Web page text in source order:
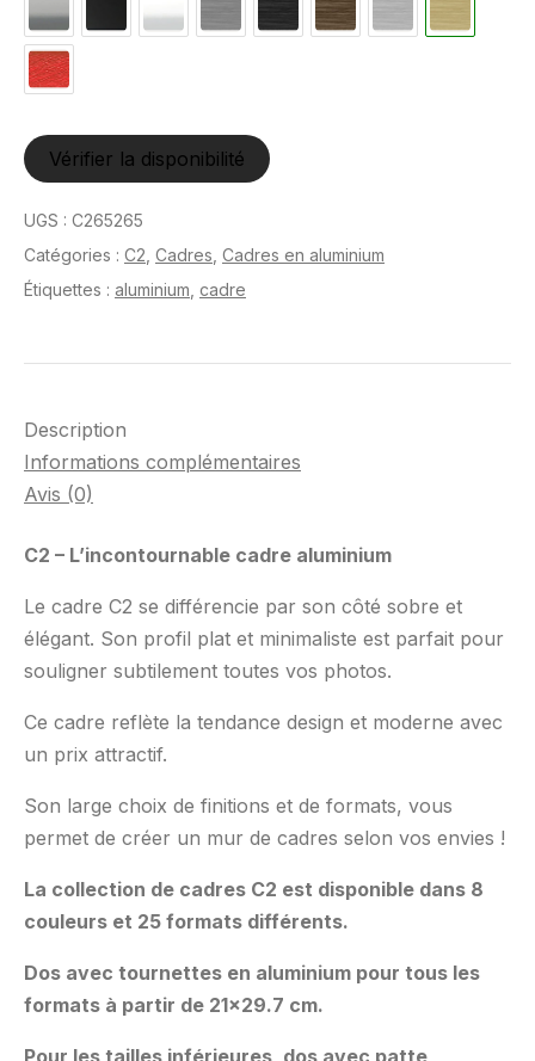
Vérifier la disponibilité
UGS : C265265
Catégories : C2 Cadres Cadres en aluminium
Étiquettes : aluminium cadre
Description
Informations complémentaires
Avis (0)
C2 – L’incontournable cadre aluminium
Le cadre C2 se différencie par son côté sobre et
élégant. Son profil plat et minimaliste est parfait pour
souligner subtilement toutes vos photos.
Ce cadre reflète la tendance design et moderne avec
un prix attractif.
Son large choix de finitions et de formats, vous
permet de créer un mur de cadres selon vos envies !
La collection de cadres C2 est disponible dans 8
couleurs et 25 formats différents.
Dos avec tournettes en aluminium pour tous les
formats à partir de 21×29.7 cm.